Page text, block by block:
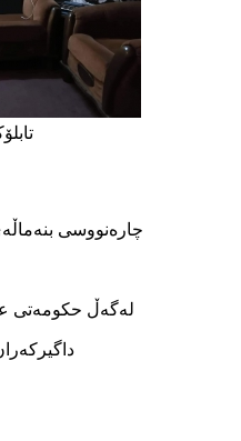
چارەنووسی
لەگەڵ حکومەتی